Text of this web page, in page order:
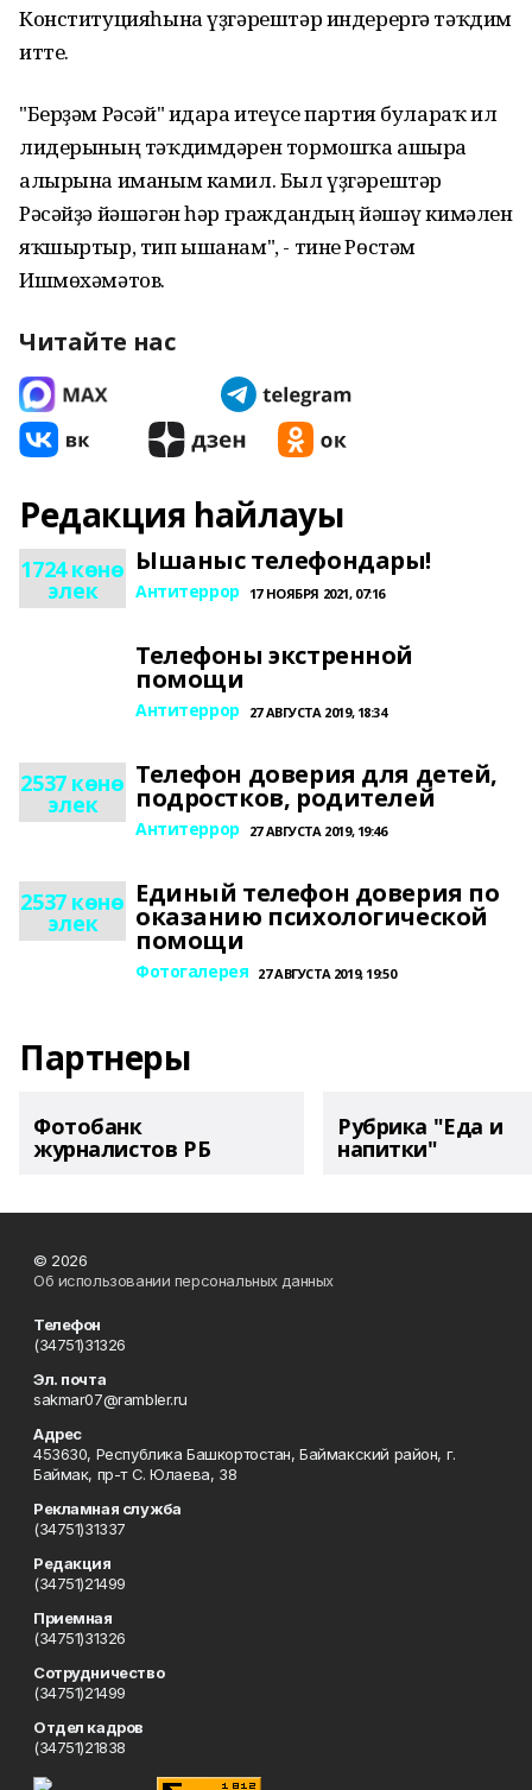
Конституцияһына үҙгәрештәр индерергә тәҡдим
итте.
"Берҙәм Рәсәй" идара итеүсе партия булараҡ ил
лидерының тәҡдимдәрен тормошҡа ашыра
алырына иманым камил. Был үҙгәрештәр
Рәсәйҙә йәшәгән һәр граждандың йәшәү кимәлен
яҡшыртыр, тип ышанам", - тине Рөстәм
Ишмөхәмәтов.
Читайте нас
Редакция һайлауы
1724 көнө
элек
Ышаныс телефондары!
Антитеррор 17 НОЯБРЯ 2021, 07:16
Телефоны экстренной
помощи
Антитеррор 27 АВГУСТА 2019, 18:34
2537 көнө
элек
Телефон доверия для детей,
подростков, родителей
Антитеррор 27 АВГУСТА 2019, 19:46
2537 көнө
элек
Единый телефон доверия по
оказанию психологической
помощи
Фотогалерея 27 АВГУСТА 2019, 19:50
Партнеры
Фотобанк
журналистов РБ
Рубрика "Еда и
напитки"
© 2026
Об использовании персональных данных
Телефон
(34751)31326
Эл. почта
sakmar07@rambler.ru
Адрес
453630, Республика Башкортостан, Баймакский район, г.
Баймак, пр-т С. Юлаева, 38
Рекламная служба
(34751)31337
Редакция
(34751)21499
Приемная
(34751)31326
Сотрудничество
(34751)21499
Отдел кадров
(34751)21838